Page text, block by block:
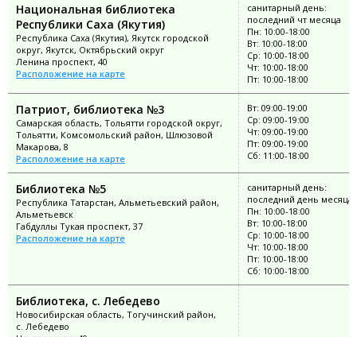
Национальная библиотека
Республики Саха (Якутия)
Республика Саха (Якутия), Якутск городской
округ, Якутск, Октябрьский округ
Ленина проспект, 40
Расположение на карте
санитарный день:
последний чт месяца
Пн: 10:00-18:00
Вт: 10:00-18:00
Ср: 10:00-18:00
Чт: 10:00-18:00
Пт: 10:00-18:00
Патриот, библиотека №3
Самарская область, Тольятти городской округ,
Тольятти, Комсомольский район, Шлюзовой
Макарова, 8
Расположение на карте
Вт: 09:00-19:00
Ср: 09:00-19:00
Чт: 09:00-19:00
Пт: 09:00-19:00
Сб: 11:00-18:00
Библиотека №5
Республика Татарстан, Альметьевский район,
Альметьевск
Габдуллы Тукая проспект, 37
Расположение на карте
санитарный день:
последний день месяца
Пн: 10:00-18:00
Вт: 10:00-18:00
Ср: 10:00-18:00
Чт: 10:00-18:00
Пт: 10:00-18:00
Сб: 10:00-18:00
Библиотека, с. Лебедево
Новосибирская область, Тогучинский район,
с. Лебедево